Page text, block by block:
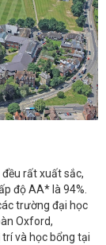
đều rất xuất sắc,
độ AA* là 94%.
trường đại học
Oxford,
và học bổng tại